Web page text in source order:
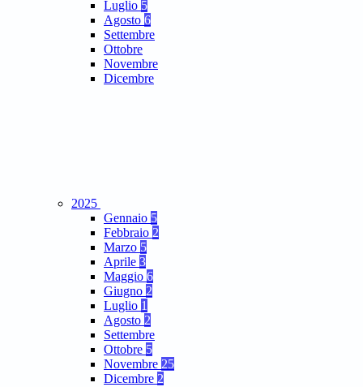
Luglio 5
Agosto 6
Settembre
Ottobre
Novembre
Dicembre
2025
Gennaio 5
Febbraio 2
Marzo 5
Aprile 3
Maggio 6
Giugno 2
Luglio 1
Agosto 2
Settembre
Ottobre 5
Novembre 25
Dicembre 2